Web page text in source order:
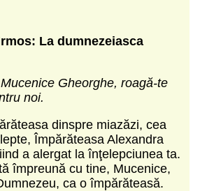
La dumnezeiasca
Gheorghe, roagă-te
noi.
dinspre miazăzi, cea
Împărăteasa Alexandra
a alergat la înţelepciunea ta.
împreună cu tine, Mucenice,
ca o împărăteasă.